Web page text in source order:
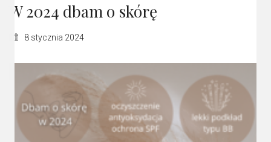
W 2024 dbam o skórę
8 stycznia 2024